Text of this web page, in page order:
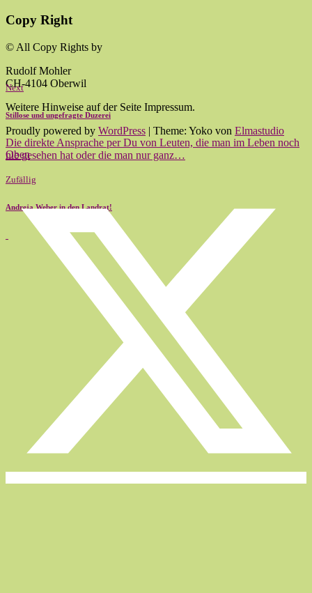
Copy Right
© All Copy Rights by
Rudolf Mohler
CH-4104 Oberwil
Weitere Hinweise auf der Seite Impressum.
Proudly powered by WordPress | Theme: Yoko von Elmastudio
Oben
Next
Stillose und ungefragte Duzerei
Die direkte Ansprache per Du von Leuten, die man im Leben noch
nie gesehen hat oder die man nur ganz…
Zufällig
Andreja Weber in den Landrat!